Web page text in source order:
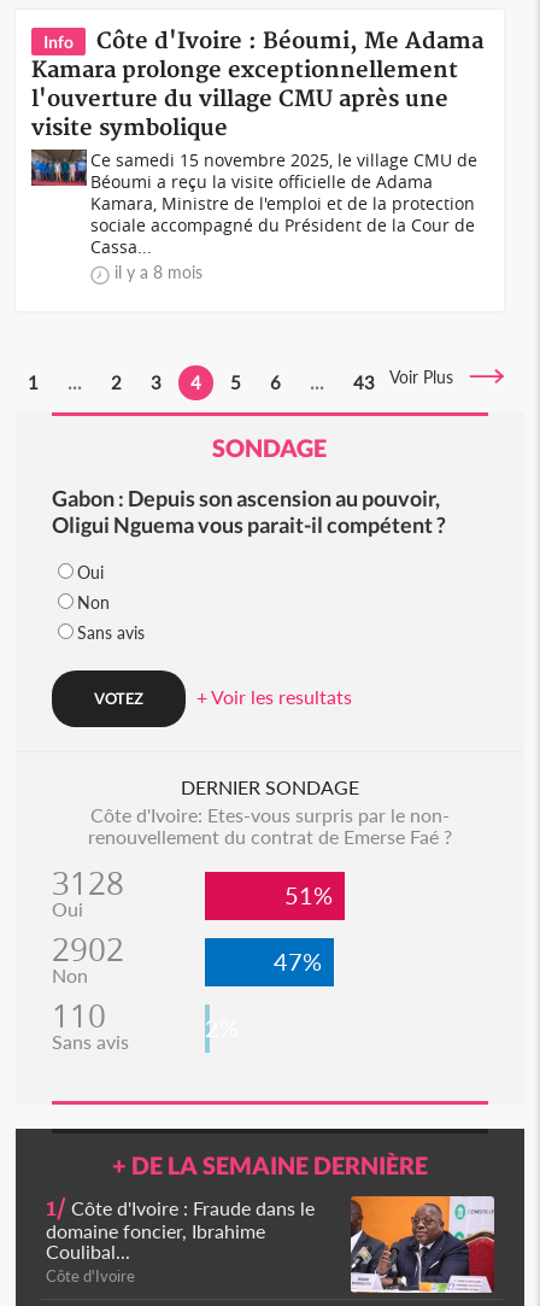
Info
Côte d'Ivoire : Béoumi, Me Adama
Kamara prolonge exceptionnellement
l'ouverture du village CMU après une
visite symbolique
Ce samedi 15 novembre 2025, le village CMU de
Béoumi a reçu la visite officielle de Adama
Kamara, Ministre de l'emploi et de la protection
sociale accompagné du Président de la Cour de
Cassa...
il y a 8 mois
1 ... 2 3 4 5 6 ... 43 Voir Plus
SONDAGE
Gabon : Depuis son ascension au pouvoir,
Oligui Nguema vous parait-il compétent ?
Oui
Non
Sans avis
+ Voir les resultats
DERNIER SONDAGE
Côte d'Ivoire: Etes-vous surpris par le non-
renouvellement du contrat de Emerse Faé ?
3128
Oui 51%
2902
Non 47%
110
Sans avis 2%
+ DE LA SEMAINE DERNIÈRE
1/ Côte d'Ivoire : Fraude dans le
domaine foncier, Ibrahime
Coulibal...
Côte d'Ivoire